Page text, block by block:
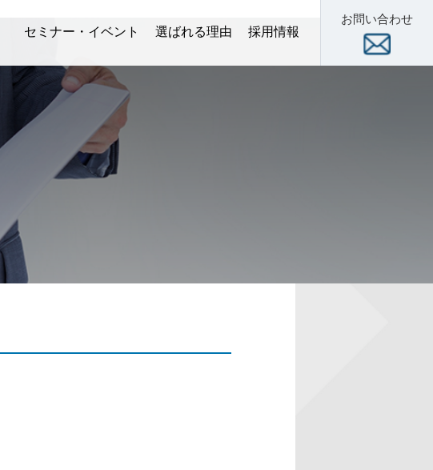
お問い合わせ
セミナー・イベント
展示会
生産技術セミナー
NCスクール
選ばれる理由 採用情報